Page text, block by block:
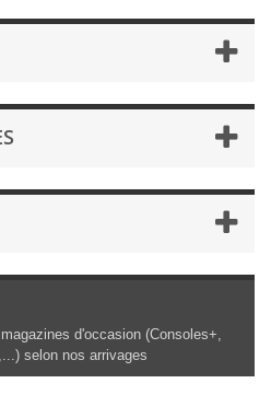
d'occasion (Consoles+,
selon nos arrivages